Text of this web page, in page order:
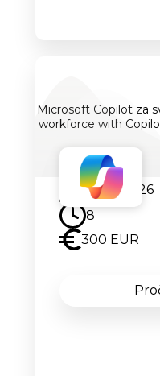
Microsoft Copilot za
workforce with
24.08.2026
8
300 EUR